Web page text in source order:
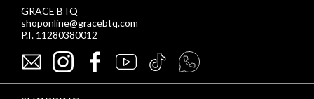
GRACE BTQ
shoponline@gracebtq.com
P.I. 11280380012